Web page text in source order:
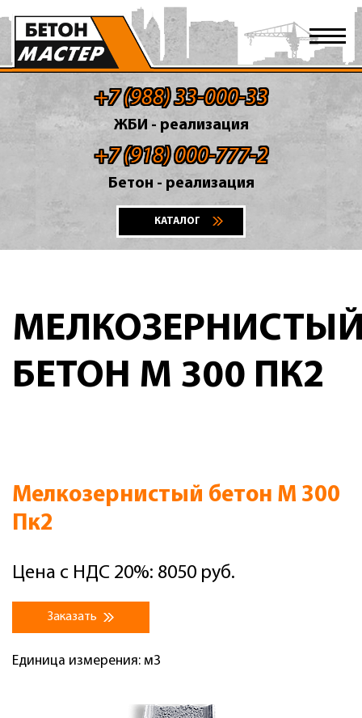
+7 (988) 33-000-33
ЖБИ - реализация
+7 (918) 000-777-2
Бетон - реализация
КАТАЛОГ
БЕТОН М 300 ПК2
Мелкозернистый бетон М 300
Пк2
Цена с НДС 20%: 8050 руб.
Заказать
Единица измерения: м3